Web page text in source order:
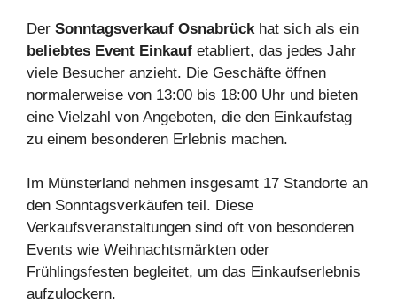
Der Sonntagsverkauf Osnabrück hat sich als ein
beliebtes Event Einkauf etabliert, das jedes Jahr
viele Besucher anzieht. Die Geschäfte öffnen
normalerweise von 13:00 bis 18:00 Uhr und bieten
eine Vielzahl von Angeboten, die den Einkaufstag
zu einem besonderen Erlebnis machen.
Im Münsterland nehmen insgesamt 17 Standorte an
den Sonntagsverkäufen teil. Diese
Verkaufsveranstaltungen sind oft von besonderen
Events wie Weihnachtsmärkten oder
Frühlingsfesten begleitet, um das Einkaufserlebnis
aufzulockern.